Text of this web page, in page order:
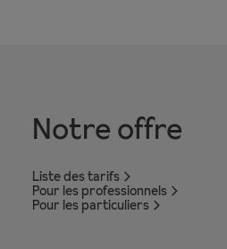
Notre offre
Liste des tarifs
Pour les professionnels
Pour les particuliers